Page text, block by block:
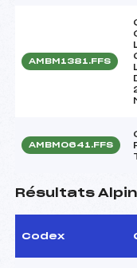
AMBM1381.FFS
AMBM0641.FFS
Résultats
Codex